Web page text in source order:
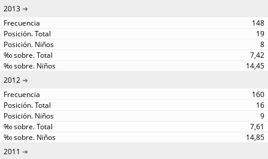
2013
148
19
8
7,42
14,45
2012
160
16
9
7,61
14,85
2011